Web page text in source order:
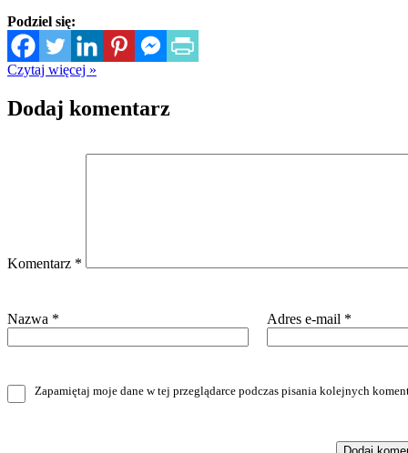
Podziel się:
Czytaj więcej »
Dodaj komentarz
Komentarz *
Nazwa * Adres e-mail *
Zapamiętaj moje dane w tej przeglądarce podczas pisania kolejnych